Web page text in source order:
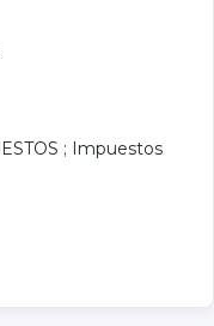
; Impuestos